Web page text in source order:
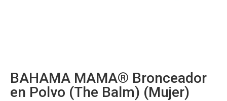
BAHAMA MAMA® Bronceador
en Polvo (The Balm) (Mujer)